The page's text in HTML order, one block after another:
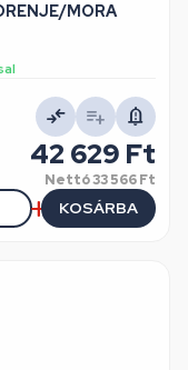
MORA
42 629 Ft
Nettó33 566 Ft
KOSÁRBA